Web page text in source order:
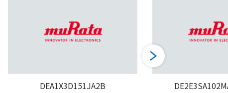
DEA1X3D151JA2B